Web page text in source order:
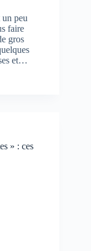
peu
faire
gros
et…
» : ces